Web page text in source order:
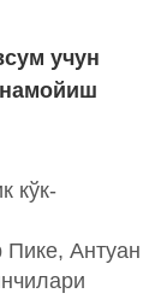
учун
кўк-
Антуан